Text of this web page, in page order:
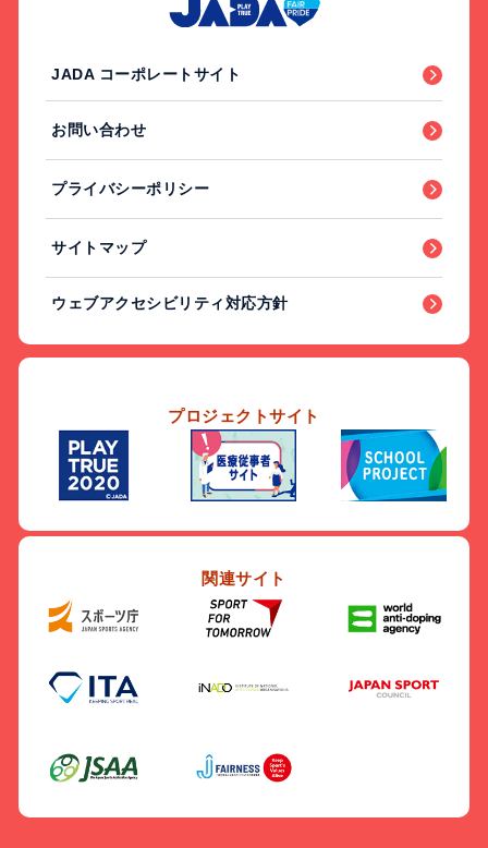
JADA コーポレートサイト
お問い合わせ
プライバシーポリシー
サイトマップ
ウェブアクセシビリティ対応方針
プロジェクトサイト
関連サイト